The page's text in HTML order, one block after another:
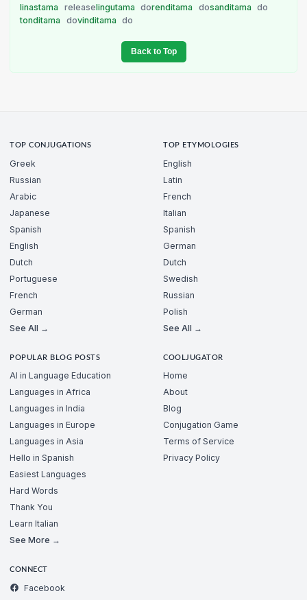
linastama
releaselingutama dorenditama dosanditama
do
tonditama
dovinditama do
Back to Top
TOP CONJUGATIONS
Greek
Russian
Arabic
Japanese
Spanish
English
Dutch
Portuguese
French
German
See All →
TOP ETYMOLOGIES
English
Latin
French
Italian
Spanish
German
Dutch
Swedish
Russian
Polish
See All →
POPULAR BLOG POSTS
AI in Language Education
Languages in Africa
Languages in India
Languages in Europe
Languages in Asia
Hello in Spanish
Easiest Languages
Hard Words
Thank You
Learn Italian
See More →
COOLJUGATOR
Home
About
Blog
Conjugation Game
Terms of Service
Privacy Policy
CONNECT
Facebook